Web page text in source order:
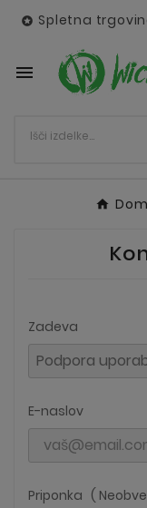
 Spletna

Zadeva
E-naslov
Priponka (